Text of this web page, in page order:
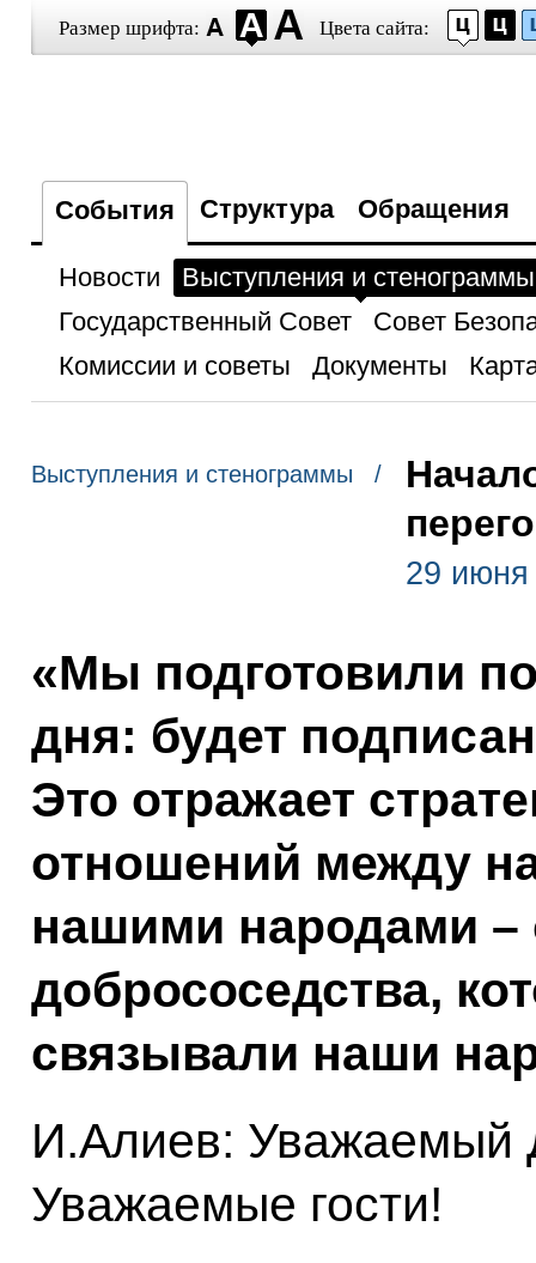
Размер шрифта: Цвета сайта:
События Структура Обращения
Новости
Выступления и стенограммы
Государственный Совет
Совет
Комиссии и советы
Документы
Выступления и стенограммы /
29 июня
«Мы подготовили
дня: будет
Это отражает
отношений между
нашими народами
добрососедства,
связывали наши
И.Алиев: Уважаемый
Уважаемые гости!